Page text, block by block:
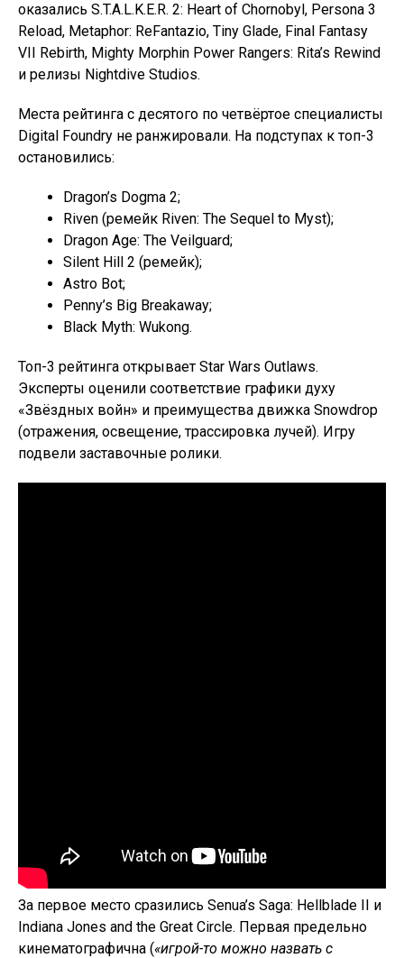
оказались S.T.A.L.K.E.R. 2: Heart of Chornobyl, Persona 3
Reload, Metaphor: ReFantazio, Tiny Glade, Final Fantasy
VII Rebirth, Mighty Morphin Power Rangers: Rita’s Rewind
и релизы Nightdive Studios.
Места рейтинга с десятого по четвёртое специалисты
Digital Foundry не ранжировали. На подступах к топ-3
остановились:
Dragon’s Dogma 2;
Riven (ремейк Riven: The Sequel to Myst);
Dragon Age: The Veilguard;
Silent Hill 2 (ремейк);
Astro Bot;
Penny’s Big Breakaway;
Black Myth: Wukong.
Топ-3 рейтинга открывает Star Wars Outlaws.
Эксперты оценили соответствие графики духу
«Звёздных войн» и преимущества движка Snowdrop
(отражения, освещение, трассировка лучей). Игру
подвели заставочные ролики.
За первое место сразились Senua’s Saga: Hellblade II и
Indiana Jones and the Great Circle. Первая предельно
кинематографична («игрой-то можно назвать с